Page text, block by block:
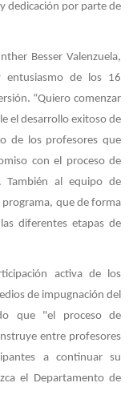
dedicación por parte de
Besser Valenzuela,
entusiasmo de los 16
“Quiero comenzar
el desarrollo exitoso de
de los profesores que
con el proceso de
También al equipo de
programa, que de forma
diferentes etapas de
activa de los
de impugnación del
que "el proceso de
entre profesores
a continuar su
el Departamento de